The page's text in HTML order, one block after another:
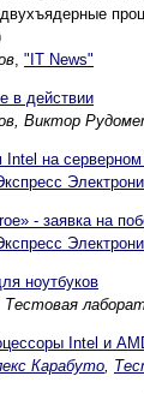
, "IT News"
в действии
Виктор
Intel на
- заявка на
ноутбуков
Тестовая
Intel и
Карабуто,